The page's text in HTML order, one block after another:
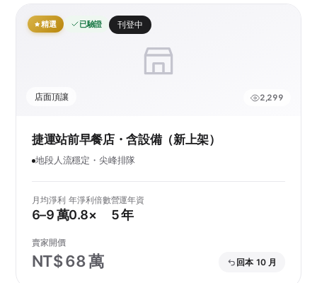
精選 已驗證 刊登中
店面頂讓 2,299
捷運站前早餐店・含設備（新上架）
地段人流穩定・尖峰排隊
月均淨利
6–9 萬
年淨利倍數
0.8×
營運年資
5 年
賣家開價
NT$ 68 萬 回本 10 月